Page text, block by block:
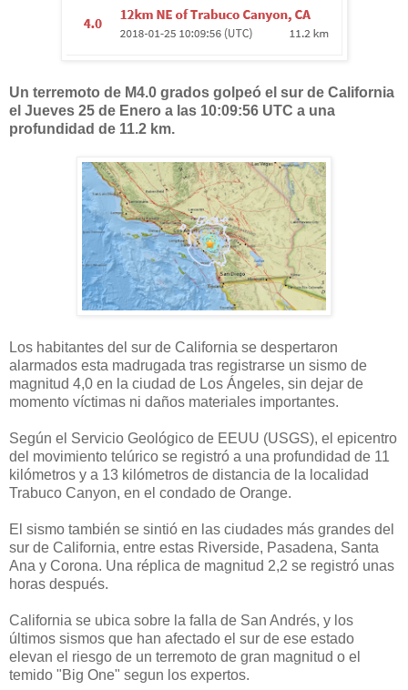
Un terremoto de M4.0 grados golpeó el sur de California
el Jueves 25 de Enero a las 10:09:56 UTC a una
profundidad de 11.2 km.
Los habitantes del sur de California se despertaron
alarmados esta madrugada tras registrarse un sismo de
magnitud 4,0 en la ciudad de Los Ángeles, sin dejar de
momento víctimas ni daños materiales importantes.
Según el Servicio Geológico de EEUU (USGS), el epicentro
del movimiento telúrico se registró a una profundidad de 11
kilómetros y a 13 kilómetros de distancia de la localidad
Trabuco Canyon, en el condado de Orange.
El sismo también se sintió en las ciudades más grandes del
sur de California, entre estas Riverside, Pasadena, Santa
Ana y Corona. Una réplica de magnitud 2,2 se registró unas
horas después.
California se ubica sobre la falla de San Andrés, y los
últimos sismos que han afectado el sur de ese estado
elevan el riesgo de un terremoto de gran magnitud o el
temido "Big One" segun los expertos.